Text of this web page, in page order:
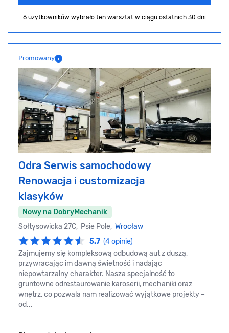
6 użytkowników wybrało ten warsztat w ciągu ostatnich 30 dni
Promowany
Odra Serwis samochodowy
Renowacja i customizacja
klasyków
Nowy na DobryMechanik
Sołtysowicka 27C, Psie Pole, Wrocław
5.7 (4 opinie)
Zajmujemy się kompleksową odbudową aut z duszą,
przywracając im dawną świetność i nadając
niepowtarzalny charakter. Nasza specjalność to
gruntowne odrestaurowanie karoserii, mechaniki oraz
wnętrz, co pozwala nam realizować wyjątkowe projekty –
od...